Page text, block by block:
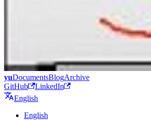
yuDocumentsBlogArchive
GitHub
LinkedIn
English
English